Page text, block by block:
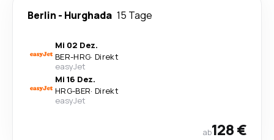
Berlin - Hurghada 15 Tage
Mi 02 Dez.
BER-HRG· Direkt
easyJet
Mi 16 Dez.
HRG-BER· Direkt
easyJet
ab128 €